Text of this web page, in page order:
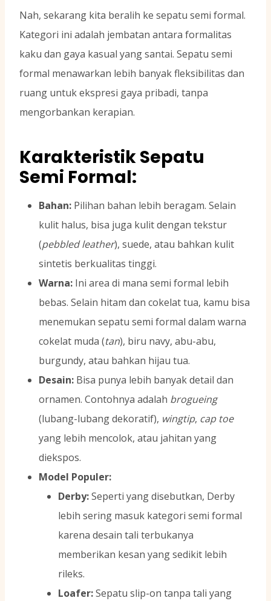
Nah, sekarang kita beralih ke sepatu semi formal.
Kategori ini adalah jembatan antara formalitas
kaku dan gaya kasual yang santai. Sepatu semi
formal menawarkan lebih banyak fleksibilitas dan
ruang untuk ekspresi gaya pribadi, tanpa
mengorbankan kerapian.
Karakteristik Sepatu
Semi Formal:
Bahan: Pilihan bahan lebih beragam. Selain
kulit halus, bisa juga kulit dengan tekstur
(pebbled leather), suede, atau bahkan kulit
sintetis berkualitas tinggi.
Warna: Ini area di mana semi formal lebih
bebas. Selain hitam dan cokelat tua, kamu bisa
menemukan sepatu semi formal dalam warna
cokelat muda (tan), biru navy, abu-abu,
burgundy, atau bahkan hijau tua.
Desain: Bisa punya lebih banyak detail dan
ornamen. Contohnya adalah brogueing
(lubang-lubang dekoratif), wingtip, cap toe
yang lebih mencolok, atau jahitan yang
diekspos.
Model Populer:
Derby:Seperti yang disebutkan, Derby
lebih sering masuk kategori semi formal
karena desain tali terbukanya
memberikan kesan yang sedikit lebih
rileks.
Loafer:Sepatu slip-on tanpa tali yang